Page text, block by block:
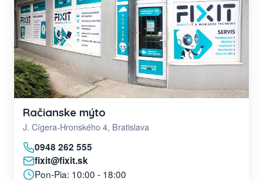
Račianske mýto
J. Cígera-Hronského 4, Bratislava
0948 262 555
fixit@fixit.sk
Pon-Pia: 10:00 - 18:00